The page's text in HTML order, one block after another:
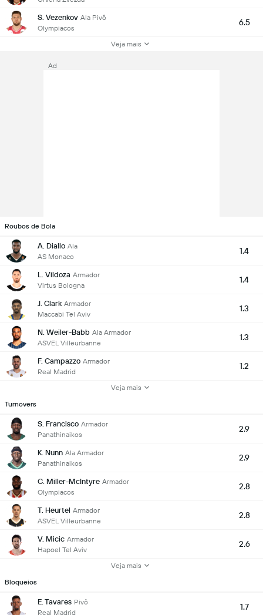
S. Vezenkov Ala Pivô
Olympiacos
6.5
Veja mais
Ad
Roubos de Bola
A. Diallo Ala
AS Monaco
1.4
L. Vildoza Armador
Virtus Bologna
1.4
J. Clark Armador
Maccabi Tel Aviv
1.3
N. Weiler-Babb Ala Armador
ASVEL Villeurbanne
1.3
F. Campazzo Armador
Real Madrid
1.2
Veja mais
Turnovers
S. Francisco Armador
Panathinaikos
2.9
K. Nunn Ala Armador
Panathinaikos
2.9
C. Miller-McIntyre Armador
Olympiacos
2.8
T. Heurtel Armador
ASVEL Villeurbanne
2.8
V. Micic Armador
Hapoel Tel Aviv
2.6
Veja mais
Bloqueios
E. Tavares Pivô
Real Madrid
1.7